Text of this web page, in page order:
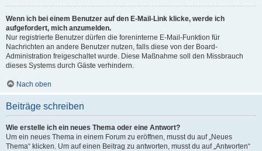
Wenn ich bei einem Benutzer auf den E-Mail-Link klicke, werde ich
aufgefordert, mich anzumelden.
Nur registrierte Benutzer dürfen die foreninterne E-Mail-Funktion für
Nachrichten an andere Benutzer nutzen, falls diese von der Board-
Administration freigeschaltet wurde. Diese Maßnahme soll den Missbrauch
dieses Systems durch Gäste verhindern.
Nach oben
Beiträge schreiben
Wie erstelle ich ein neues Thema oder eine Antwort?
Um ein neues Thema in einem Forum zu eröffnen, musst du auf „Neues
Thema“ klicken. Um auf einen Beitrag zu antworten, musst du auf „Antworten“